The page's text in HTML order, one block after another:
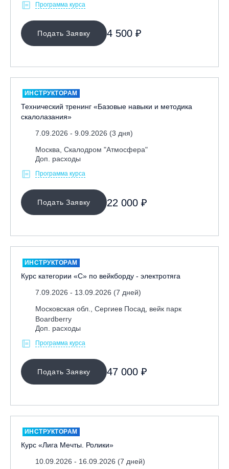
Программа курса
Подать Заявку 4 500 ₽
ИНСТРУКТОРАМ
Технический тренинг «Базовые навыки и методика
скалолазания»
7.09.2026 - 9.09.2026 (3 дня)
Москва, Скалодром "Атмосфера"
Доп. расходы
Программа курса
Подать Заявку 22 000 ₽
ИНСТРУКТОРАМ
Курс категории «С» по вейкборду - электротяга
7.09.2026 - 13.09.2026 (7 дней)
Московская обл., Сергиев Посад, вейк парк
Boardberry
Доп. расходы
Программа курса
Подать Заявку 47 000 ₽
ИНСТРУКТОРАМ
Курс «Лига Мечты. Ролики»
10.09.2026 - 16.09.2026 (7 дней)